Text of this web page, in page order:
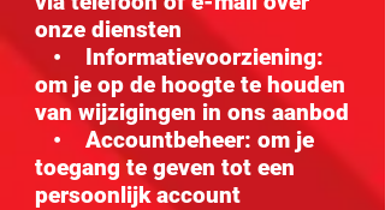
onze diensten
• Informatievoorziening:
om je op de hoogte te houden
van wijzigingen in ons aanbod
• Accountbeheer: om je
toegang te geven tot een
persoonlijk account